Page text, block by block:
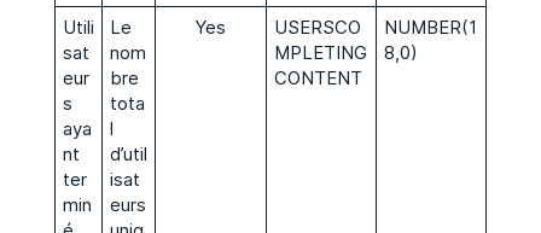
Utili
sat
eur
s
aya
nt
ter
min
Le
nom
bre
tota
l
d’util
isat
eurs
Yes
USERSCO
MPLETING
CONTENT
NUMBER(1
8,0)